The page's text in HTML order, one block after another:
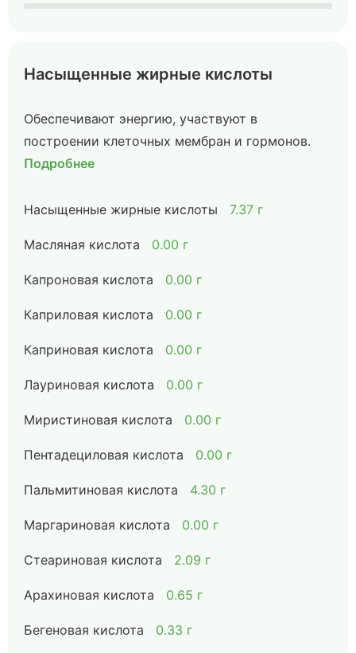
Насыщенные жирные кислоты
Обеспечивают энергию, участвуют в
построении клеточных мембран и гормонов.
Подробнее
Насыщенные жирные кислоты 7.37 г
Масляная кислота 0.00 г
Капроновая кислота 0.00 г
Каприловая кислота 0.00 г
Каприновая кислота 0.00 г
Лауриновая кислота 0.00 г
Миристиновая кислота 0.00 г
Пентадециловая кислота 0.00 г
Пальмитиновая кислота 4.30 г
Маргариновая кислота 0.00 г
Стеариновая кислота 2.09 г
Арахиновая кислота 0.65 г
Бегеновая кислота 0.33 г